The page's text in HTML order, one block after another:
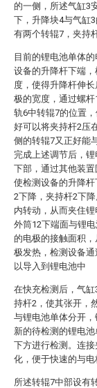
的一侧，所述气缸3
下，升降块4与气缸
有两个转辊7，夹持
目前的锂电池单体
设备的升降杆下端
度，使得升降杆伸
极的宽度，通过螺
轨6中转辊7的位置
好可以将夹持杆2压
侧的转辊7又正好能
完成上述调节后，
下部，通过其他装
使检测设备的升降
2下降，夹持杆2下
内转动，从而夹住
外筒12下端面与锂
的电极的接触面积
极发热，检测设备
以导入到锂电池中
在快充检测后，气
持杆2，使其张开，
与锂电池单体分开
新的待检测的锂电
下方进行检测。连
化，便于快速的与电
所述转辊7中部设有